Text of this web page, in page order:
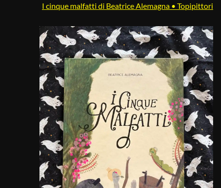
I cinque malfatti di Beatrice Alemagna • Topipittori